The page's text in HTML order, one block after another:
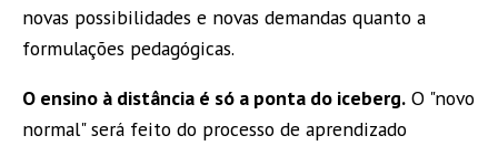
novas possibilidades e novas demandas quanto a
formulações pedagógicas.
O ensino à distância é só a ponta do iceberg. O "novo
normal" será feito do processo de aprendizado